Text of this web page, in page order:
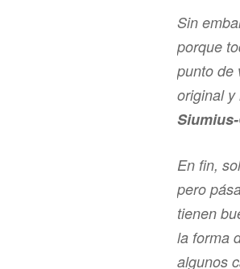
Sin
porque
punto de
original y
En fin,
pero
tienen
la forma
algunos